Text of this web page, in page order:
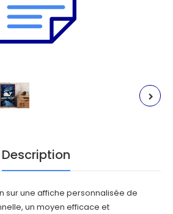
Description
sur une affiche personnalisée de
un moyen efficace et